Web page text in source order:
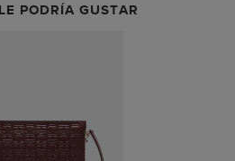
PODRÍA GUSTAR